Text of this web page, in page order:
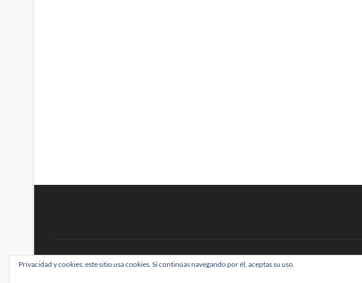
BRAINSTOMPING| Diseñado por:Theme Freesia|WordPress| © Todos los derechos reservados
Privacidad y cookies: este sitio usa cookies. Si continúas navegando por él, aceptas su uso.